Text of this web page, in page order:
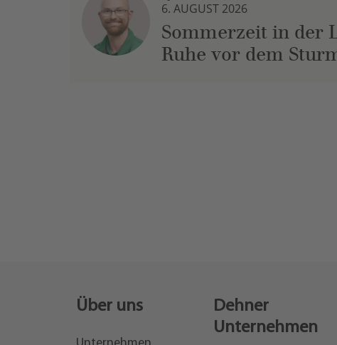
6. AUGUST 2026
Sommerzeit in der
Ruhe vor dem
Über uns
Dehner
Unternehmen